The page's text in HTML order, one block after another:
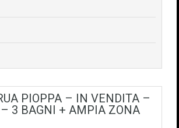
PIOPPA – IN VENDITA –
3 BAGNI + AMPIA ZONA